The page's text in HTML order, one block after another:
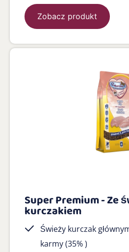
Zobacz produkt
Super Premium - Ze
kurczakiem
Świeży kurczak
karmy (35% )